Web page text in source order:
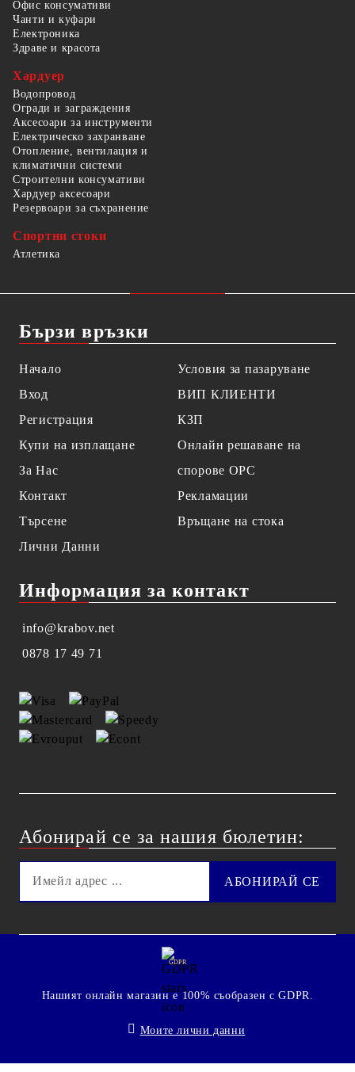
Офис консумативи
Чанти и куфари
Електроника
Здраве и красота
Хардуер
Водопровод
Огради и заграждения
Аксесоари за инструменти
Електрическо захранване
Отопление, вентилация и
климатични системи
Строителни консумативи
Хардуер аксесоари
Резервоари за съхранение
Спортни стоки
Атлетика
Бързи връзки
Начало
Вход
Регистрация
Купи на изплащане
За Нас
Контакт
Търсене
Лични Данни
Условия за пазаруване
ВИП КЛИЕНТИ
КЗП
Онлайн решаване на
спорове OPC
Рекламации
Връщане на стока
Информация за контакт
info@krabov.net
0878 17 49 71
Абонирай се за нашия бюлетин:
GDPR
Нашият онлайн магазин е 100% съобразен с GDPR.
Моите лични данни